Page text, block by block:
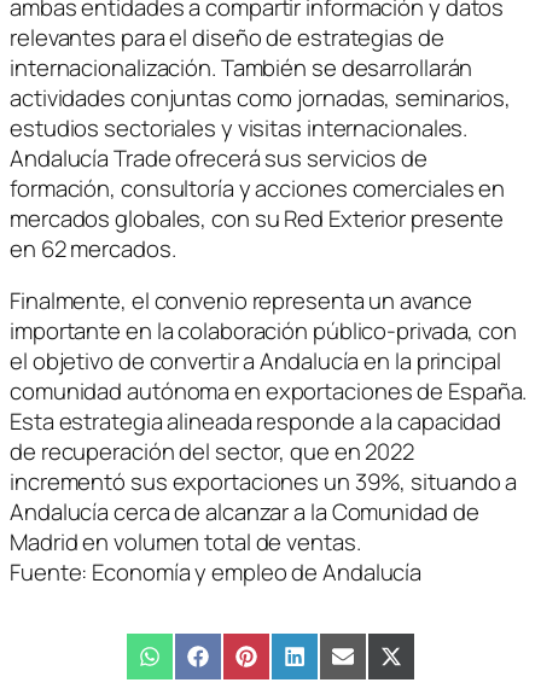
ambas entidades a compartir información y datos
relevantes para el diseño de estrategias de
internacionalización. También se desarrollarán
actividades conjuntas como jornadas, seminarios,
estudios sectoriales y visitas internacionales.
Andalucía Trade ofrecerá sus servicios de
formación, consultoría y acciones comerciales en
mercados globales, con su Red Exterior presente
en 62 mercados.
Finalmente, el convenio representa un avance
importante en la colaboración público-privada, con
el objetivo de convertir a Andalucía en la principal
comunidad autónoma en exportaciones de España.
Esta estrategia alineada responde a la capacidad
de recuperación del sector, que en 2022
incrementó sus exportaciones un 39%, situando a
Andalucía cerca de alcanzar a la Comunidad de
Madrid en volumen total de ventas.
Fuente: Economía y empleo de Andalucía
Compartir
en
WhatsAppCompartir
en
FacebookCompartir
en
PinterestCompartir
en
LinkedInCompartir
en
EmailCompartir
en
X
(Twitter)